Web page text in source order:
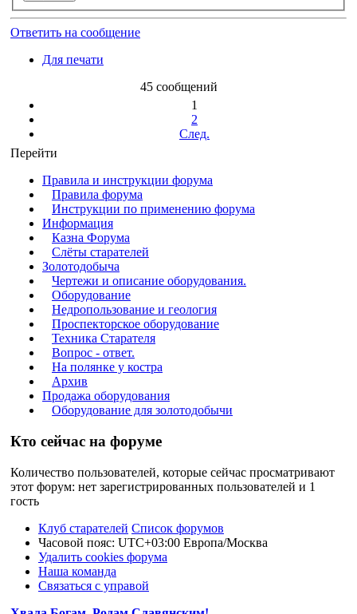
Ответить на сообщение
Для печати
45 сообщений
1
2
След.
Перейти
Правила и инструкции форума
Правила форума
Инструкции по применению форума
Информация
Казна Форума
Слёты старателей
Золотодобыча
Чертежи и описание оборудования.
Оборудование
Недропользование и геология
Проспекторское оборудование
Техника Старателя
Вопрос - ответ.
На полянке у костра
Архив
Продажа оборудования
Оборудование для золотодобычи
Кто сейчас на форуме
Количество пользователей, которые сейчас просматривают
этот форум: нет зарегистрированных пользователей и 1
гость
Клуб старателей Список форумов
Часовой пояс: UTC+03:00 Европа/Москва
Удалить cookies форума
Наша команда
Связаться с управой